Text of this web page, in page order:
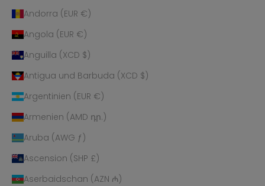
Andorra (EUR €)
Angola (EUR €)
Anguilla (XCD $)
Antigua und Barbuda (XCD $)
Argentinien (EUR €)
Armenien (AMD դր.)
Aruba (AWG ƒ)
Ascension (SHP £)
Aserbaidschan (AZN ₼)